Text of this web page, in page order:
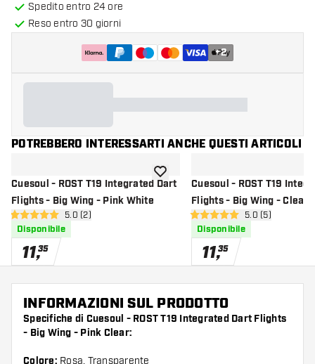
Spedito entro 24 ore
Reso entro 30 giorni
+2
POTREBBERO INTERESSARTI ANCHE QUESTI ARTICOLI
Cuesoul - ROST T19 Integrated Dart
Flights - Big Wing - Pink White
apri pannello recensioni
5 stelle di valutazione
5.0 (2)
Disponibile
11,35
aggiungi alla lista dei desideri
Cuesoul - ROST T19
Flights - Big Wing - Clear
apri pannello
5 stelle di valutazione
5.0 (5)
Disponibile
11,35
INFORMAZIONI SUL PRODOTTO
Specifiche di Cuesoul - ROST T19 Integrated Dart Flights
- Big Wing - Pink Clear:
Colore: Rosa, Transparente